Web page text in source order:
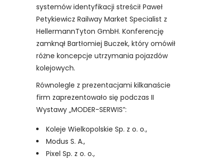
systemów identyfikacji streścił Paweł
Petykiewicz Railway Market Specialist z
HellermannTyton GmbH. Konferencję
zamknął Bartłomiej Buczek, który omówił
różne koncepcje utrzymania pojazdów
kolejowych.
Równolegle z prezentacjami kilkanaście
firm zaprezentowało się podczas II
Wystawy „MODER-SERWIS”:
Koleje Wielkopolskie Sp. z o. o.,
Modus S. A.,
Pixel Sp. z o. o.,